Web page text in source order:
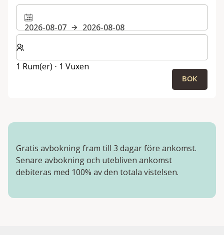
2026-08-07
2026-08-08
Välj antal rum och gäster för din vistelse
1 Rum(er) ⋅ 1 Vuxen
BOK
Gratis avbokning fram till 3 dagar före ankomst.
Senare avbokning och utebliven ankomst
debiteras med 100% av den totala vistelsen.